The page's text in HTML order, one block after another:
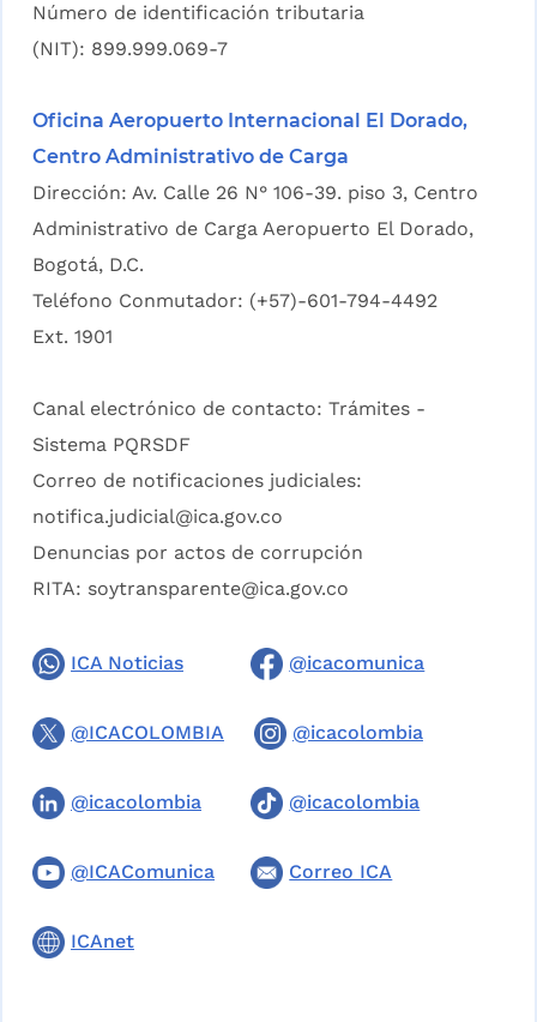
Número de identificación tributaria
(NIT): 899.999.069-7
Oficina Aeropuerto Internacional El Dorado,
Centro Administrativo de Carga
Dirección: Av. Calle 26 N° 106-39. piso 3, Centro
Administrativo de Carga Aeropuerto El Dorado,
Bogotá, D.C.
Teléfono Conmutador: (+57)-601-794-4492
Ext. 1901
Canal electrónico de contacto: Trámites -
Sistema PQRSDF
Correo de notificaciones judiciales:
notifica.judicial@ica.gov.co
Denuncias por actos de corrupción
RITA: soytransparente@ica.gov.co
ICA Noticias @icacomunica
@ICACOLOMBIA @icacolombia
@icacolombia @icacolombia
@ICAComunica Correo ICA
ICAnet